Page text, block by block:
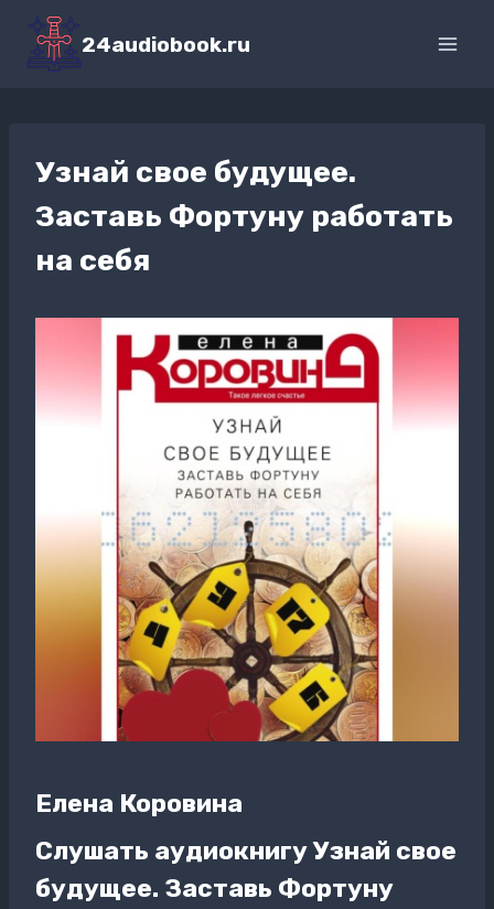
Перейти
содержимому
24audiobook.ru
Узнай свое будущее.
Заставь Фортуну работать
на себя
Елена Коровина
Слушать аудиокнигу Узнай свое
будущее. Заставь Фортуну